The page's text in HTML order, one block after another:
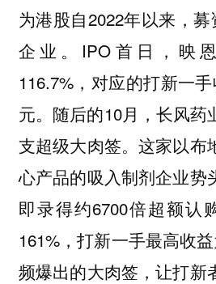
为港股自2022年以来，
企业。IPO首日，映
116.7%，对应的打新一
元。随后的10月，长风药
支超级大肉签。这家以布
心产品的吸入制剂企业势
即录得约6700倍超额认
161%，打新一手最高收
频爆出的大肉签，让打新